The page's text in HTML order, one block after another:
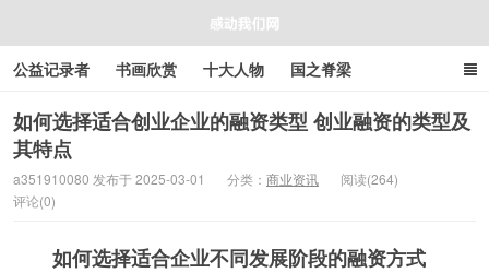
感动我们网
公益记录者 书画欣赏 十大人物 国之脊梁
好人好事 感人资讯 商业资讯 在线工具箱
如何选择适合创业企业的融资类型 创业融资的类型及
其特点
a351910080 发布于 2025-03-01 分类： 商业资讯
阅读(264)
评论(0)
如何选择适合企业不同发展阶段的融资方式